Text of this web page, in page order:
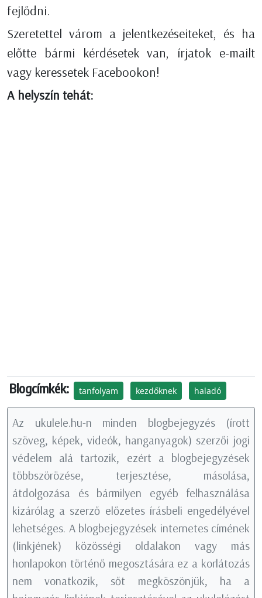
fejlődni.
Szeretettel várom a jelentkezéseiteket, és ha
előtte bármi kérdésetek van, írjatok e-mailt
vagy keressetek Facebookon!
A helyszín tehát:
Blogcímkék: tanfolyam kezdőknek haladó
Az ukulele.hu-n minden blogbejegyzés (írott
szöveg, képek, videók, hanganyagok) szerzői jogi
védelem alá tartozik, ezért a blogbejegyzések
többszörözése, terjesztése, másolása,
átdolgozása és bármilyen egyéb felhasználása
kizárólag a szerző előzetes írásbeli engedélyével
lehetséges. A blogbejegyzések internetes címének
(linkjének) közösségi oldalakon vagy más
honlapokon történő megosztására ez a korlátozás
nem vonatkozik, sőt megköszönjük, ha a